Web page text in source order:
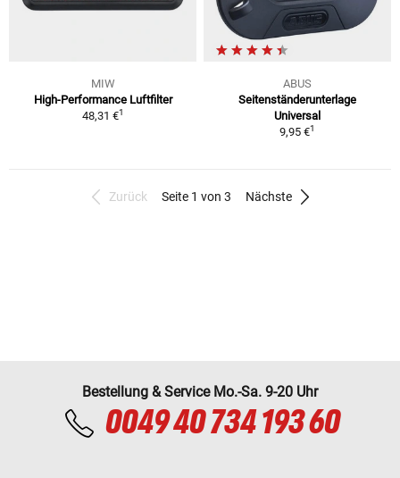
MIW
High-Performance Luftfilter
48,31 €1
ABUS
Seitenständerunterlage
Universal
9,95 €1
Zurück Seite 1 von 3 Nächste
Bestellung & Service Mo.-Sa. 9-20 Uhr
0049 40 734 193 60